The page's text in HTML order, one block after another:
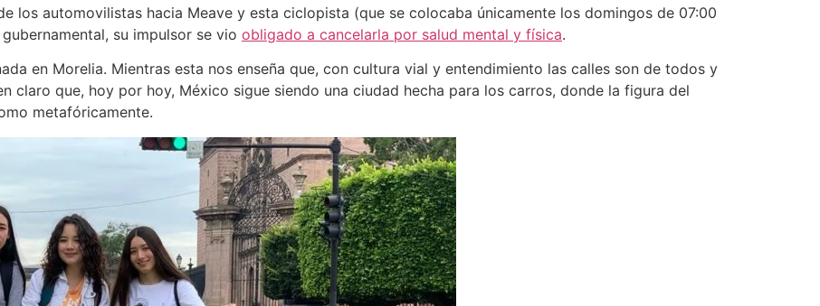
los automovilistas hacia Meave y esta ciclopista (que se colocaba únicamente los domingos de 07:00
su impulsor se vio obligado a cancelarla por salud mental y física.
en Morelia. Mientras esta nos enseña que, con cultura vial y entendimiento las calles son de todos y
claro que, hoy por hoy, México sigue siendo una ciudad hecha para los carros, donde la figura del
metafóricamente.